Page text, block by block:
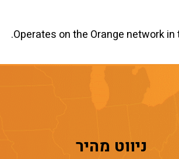
Operates on the Orange network
ניווט מהיר